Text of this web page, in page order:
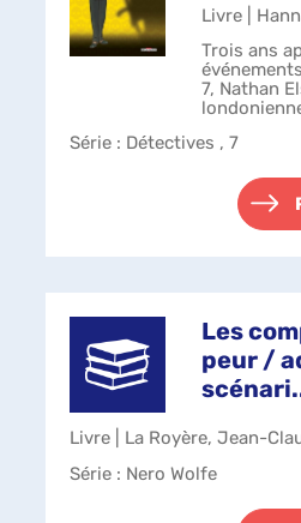
Livre |
Trois ans
7, Nathan
néanmoins
consacré
Série : Détectives , 7
Les
peur /
Livre | La Royère, Jean-
Série : Nero Wolfe